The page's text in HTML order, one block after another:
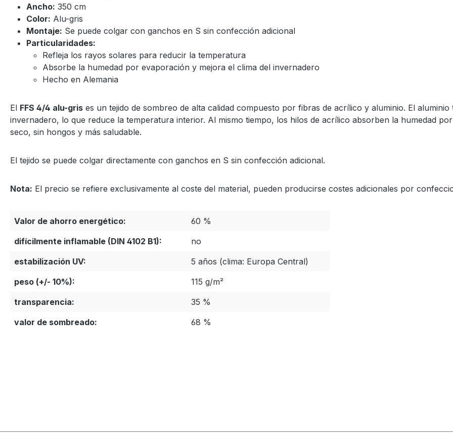
Ancho: 350 cm
Color: Alu-gris
Montaje: Se puede colgar con ganchos en S sin confección adicional
Particularidades:
Refleja los rayos solares para reducir la temperatura
Absorbe la humedad por evaporación y mejora el clima del invernadero
Hecho en Alemania
El FFS 4/4 alu-gris es un tejido de sombreo de alta calidad compuesto por fibras de acrílico y aluminio. El
invernadero, lo que reduce la temperatura interior. Al mismo tiempo, los hilos de acrílico absorben la humedad
seco, sin hongos y más saludable.
El tejido se puede colgar directamente con ganchos en S sin confección adicional.
Nota: El precio se refiere exclusivamente al coste del material, pueden producirse costes adicionales por
Valor de ahorro energético:
60 %
difícilmente inflamable (DIN 4102 B1):
no
estabilización UV:
5 años (clima: Europa Central)
peso (+/- 10%):
115 g/m²
transparencia:
35 %
valor de sombreado:
68 %